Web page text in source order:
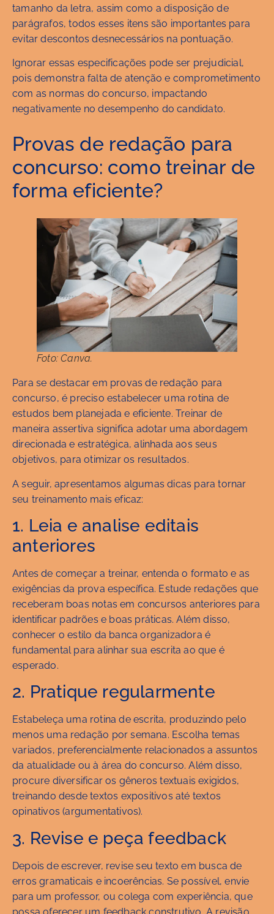
tamanho da letra, assim como a disposição de
parágrafos, todos esses itens são importantes para
evitar descontos desnecessários na pontuação.
Ignorar essas especificações pode ser prejudicial,
pois demonstra falta de atenção e comprometimento
com as normas do concurso, impactando
negativamente no desempenho do candidato.
Provas de redação para
concurso: como treinar de
forma eficiente?
Foto: Canva.
Para se destacar em provas de redação para
concurso, é preciso estabelecer uma rotina de
estudos bem planejada e eficiente. Treinar de
maneira assertiva significa adotar uma abordagem
direcionada e estratégica, alinhada aos seus
objetivos, para otimizar os resultados.
A seguir, apresentamos algumas dicas para tornar
seu treinamento mais eficaz:
1. Leia e analise editais
anteriores
Antes de começar a treinar, entenda o formato e as
exigências da prova específica. Estude redações que
receberam boas notas em concursos anteriores para
identificar padrões e boas práticas. Além disso,
conhecer o estilo da banca organizadora é
fundamental para alinhar sua escrita ao que é
esperado.
2. Pratique regularmente
Estabeleça uma rotina de escrita, produzindo pelo
menos uma redação por semana. Escolha temas
variados, preferencialmente relacionados a assuntos
da atualidade ou à área do concurso. Além disso,
procure diversificar os gêneros textuais exigidos,
treinando desde textos expositivos até textos
opinativos (argumentativos).
3. Revise e peça feedback
Depois de escrever, revise seu texto em busca de
erros gramaticais e incoerências. Se possível, envie
para um professor, ou colega com experiência, que